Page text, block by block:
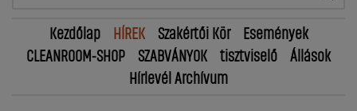
Kezdőlap HÍREK Szakértői Kör
Események
CLEANROOM-SHOP
SZABVÁNYOK tisztviselő
Állások
Hírlevél Archívum